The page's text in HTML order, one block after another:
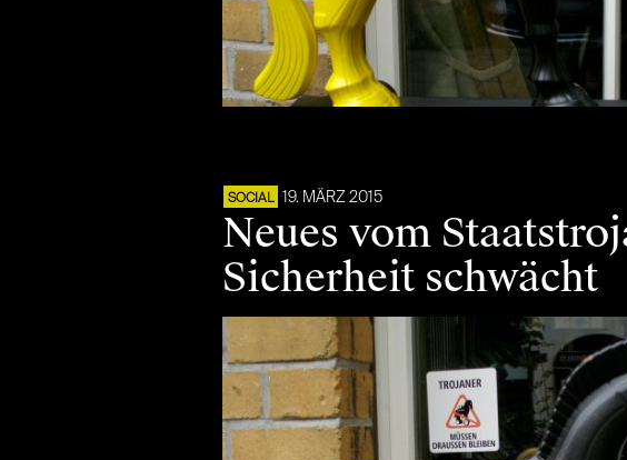
SOCIAL 19. MÄRZ 2015
Neues vom
Sicherheit schwächt